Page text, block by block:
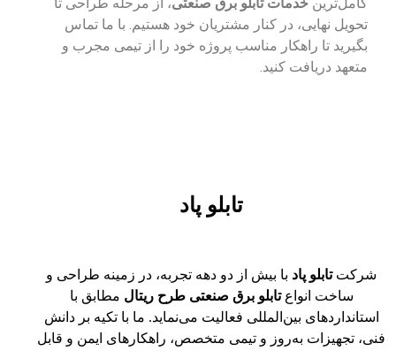
تحویل نهایی، در کنار مشتریان خود هستیم. با ما تماس
بگیرید تا راهکار مناسب پروژه خود را از تیمی مجرب و
متعهد دریافت کنید.
تابلو پاد
شرکتتابلو پاد با بیش از دو دهه تجربه، در زمینه طراحی و
ساخت انواعتابلو برق‌ صنعتی طرح ریتال مطابق با
استانداردهای بین‌المللی فعالیت می‌نماید. ما با تکیه بر دانش
فنی، تجهیزات به‌روز و تیمی متخصص، راهکارهای ایمن و قابل